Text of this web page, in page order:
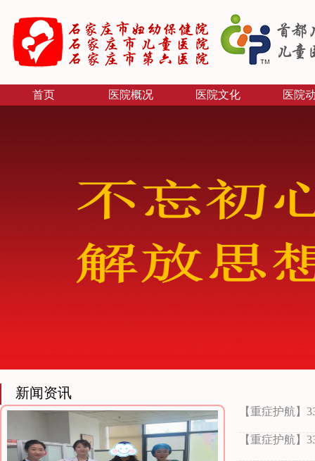
首页 医院概况 医院文化 医院
新闻资讯
【重症护航】
【重症护航】